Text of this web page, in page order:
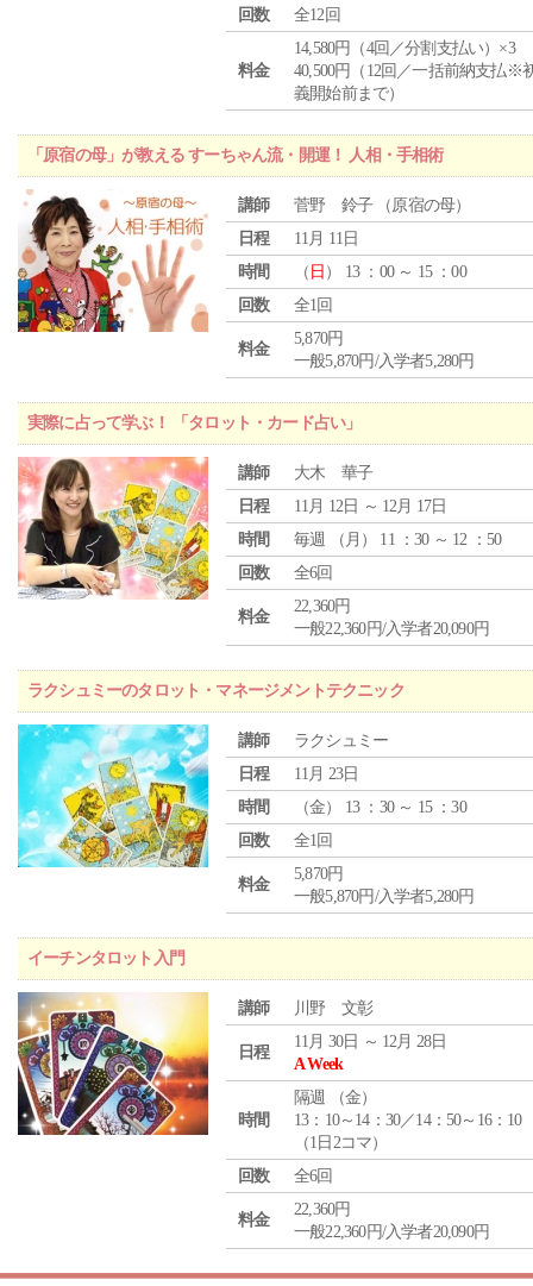
回数 全12回
料金
14,580円（4回／分割支払い）×3
40,500円（12回／一括前納支払※
義開始前まで）
「原宿の母」が教える すーちゃん流・開運！ 人相・手相術
講師
菅野 鈴子 （原宿の母）
日程
11月 11日
時間
（ 日 ） 13 ：00 ～ 15 ：00
回数
全1回
料金
5,870円
一般5,870円/入学者5,280円
実際に占って学ぶ！ 「タロット・カード占い」
講師
大木 華子
日程
11月 12日 ～ 12月 17日
時間
毎週 （ 月 ） 11 ：30 ～ 12 ：50
回数
全6回
料金
22,360円
一般22,360円/入学者20,090円
ラクシュミーのタロット・マネージメントテクニック
講師
ラクシュミー
日程
11月 23日
時間
（金） 13 ：30 ～ 15 ：30
回数
全1回
料金
5,870円
一般5,870円/入学者5,280円
イーチンタロット入門
講師 川野 文彰
日程
11月 30日 ～ 12月 28日
A Week
時間
隔週 （金）
13：10～14：30／14：50～16：10
（1日2コマ）
回数
全6回
料金
22,360円
一般22,360円/入学者20,090円